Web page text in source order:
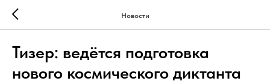
Новости
Тизер: ведётся подготовка
нового космического диктанта